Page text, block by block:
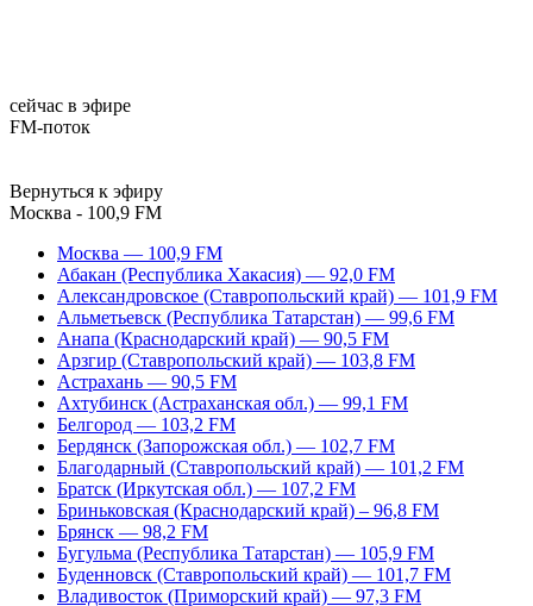
сейчас в эфире
FM-поток
Вернуться к эфиру
Москва - 100,9 FM
Москва — 100,9 FM
Абакан (Республика Хакасия) — 92,0 FM
Александровское (Ставропольский край) — 101,9 FM
Альметьевск (Республика Татарстан) — 99,6 FM
Анапа (Краснодарский край) — 90,5 FM
Арзгир (Ставропольский край) — 103,8 FM
Астрахань — 90,5 FM
Ахтубинск (Астраханская обл.) — 99,1 FM
Белгород — 103,2 FM
Бердянск (Запорожская обл.) — 102,7 FM
Благодарный (Ставропольский край) — 101,2 FM
Братск (Иркутская обл.) — 107,2 FM
Бриньковская (Краснодарский край) – 96,8 FM
Брянск — 98,2 FM
Бугульма (Республика Татарстан) — 105,9 FM
Буденновск (Ставропольский край) — 101,7 FM
Владивосток (Приморский край) — 97,3 FM